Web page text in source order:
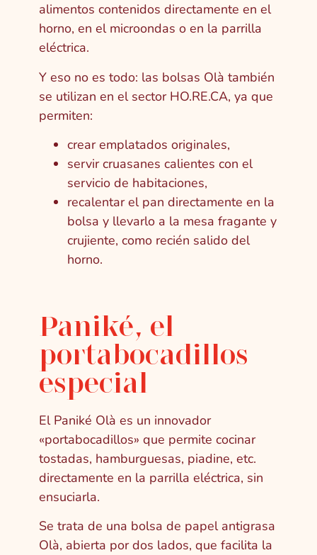
alimentos contenidos directamente en el
horno, en el microondas o en la parrilla
eléctrica.
Y eso no es todo: las bolsas Olà también
se utilizan en el sector HO.RE.CA, ya que
permiten:
crear emplatados originales,
servir cruasanes calientes con el
servicio de habitaciones,
recalentar el pan directamente en la
bolsa y llevarlo a la mesa fragante y
crujiente, como recién salido del
horno.
Paniké, el
portabocadillos
especial
El Paniké Olà es un innovador
«portabocadillos» que permite cocinar
tostadas, hamburguesas, piadine, etc.
directamente en la parrilla eléctrica, sin
ensuciarla.
Se trata de una bolsa de papel antigrasa
Olà, abierta por dos lados, que facilita la